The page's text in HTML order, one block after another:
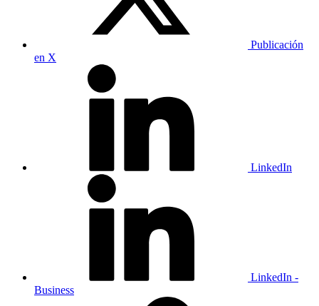
Publicación
en X
LinkedIn
LinkedIn -
Business